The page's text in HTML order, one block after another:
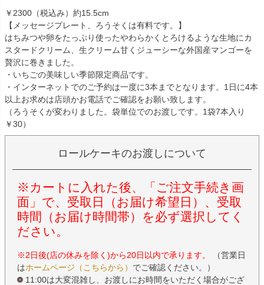
￥2300（税込み）約15.5cm
【メッセージプレート、ろうそくは有料です。】
はちみつや卵をたっぷり使ったやわらかくとろけるような生地にカ
スタードクリーム、生クリーム甘くジューシーな外国産マンゴーを
贅沢に巻きました。
・いちごの美味しい季節限定商品です。
・インターネットでのご予約は一度に3本までとなります。1日に4本
以上お求めは店頭かお電話でご確認をお願い致します。
（ろうそくが変わりました。袋単位でのお渡しです。1袋7本入り
￥30）
ロールケーキのお渡しについて
※カートに入れた後、「ご注文手続き画
面」で、受取日（お届け希望日）、受取
時間（お届け時間帯）を必ず選択してく
ださい。
※2日後(店の休みを除く)から20日以内で承ります。
（営業日
はホームページ（こちらから） でご確認ください。）
11:00は大変混雑し、お渡しにお時間をいただく場合がござ